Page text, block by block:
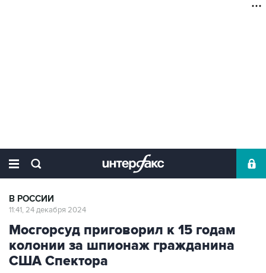
В РОССИИ
11:41, 24 декабря 2024
Мосгорсуд приговорил к 15 годам
колонии за шпионаж гражданина
США Спектора